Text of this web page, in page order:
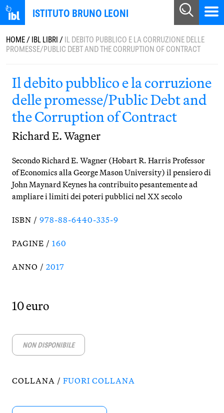
ISTITUTO BRUNO LEONI
HOME/IBL LIBRI/IL DEBITO PUBBLICO E LA CORRUZIONE DELLE
PROMESSE/PUBLIC DEBT AND THE CORRUPTION OF CONTRACT
Il debito pubblico e la corruzione
delle promesse/Public Debt and
the Corruption of Contract
Richard E. Wagner
Secondo Richard E. Wagner (Hobart R. Harris Professor
of Economics alla George Mason University) il pensiero di
John Maynard Keynes ha contribuito pesantemente ad
ampliare i limiti dei poteri pubblici nel XX secolo
ISBN / 978-88-6440-335-9
PAGINE / 160
ANNO / 2017
10 euro
NON DISPONIBILE
COLLANA / FUORI COLLANA